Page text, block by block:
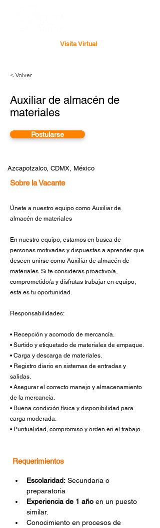
Visita Virtual
< Volver
Auxiliar de almacén de
materiales
Postularse
Azcapotzalco, CDMX, México
Sobre la Vacante
Únete a nuestro equipo como Auxiliar de
almacén de materiales
En nuestro equipo, estamos en busca de
personas motivadas y dispuestas a aprender que
deseen unirse como Auxiliar de almacén de
materiales. Si te consideras proactivo/a,
comprometido/a y disfrutas trabajar en equipo,
esta es tu oportunidad.
Responsabilidades:
• Recepción y acomodo de mercancía.
• Surtido y etiquetado de materiales de empaque.
• Carga y descarga de materiales.
• Registro diario en sistemas de entradas y
salidas.
• Asegurar el correcto manejo y almacenamiento
de la mercancía.
• Buena condición física y disponibilidad para
carga moderada.
• Puntualidad, compromiso y orden en el trabajo.
Requerimientos
Escolaridad: Secundaria o
preparatoria
Experiencia de 1 año en un puesto
similar.
Conocimiento en procesos de